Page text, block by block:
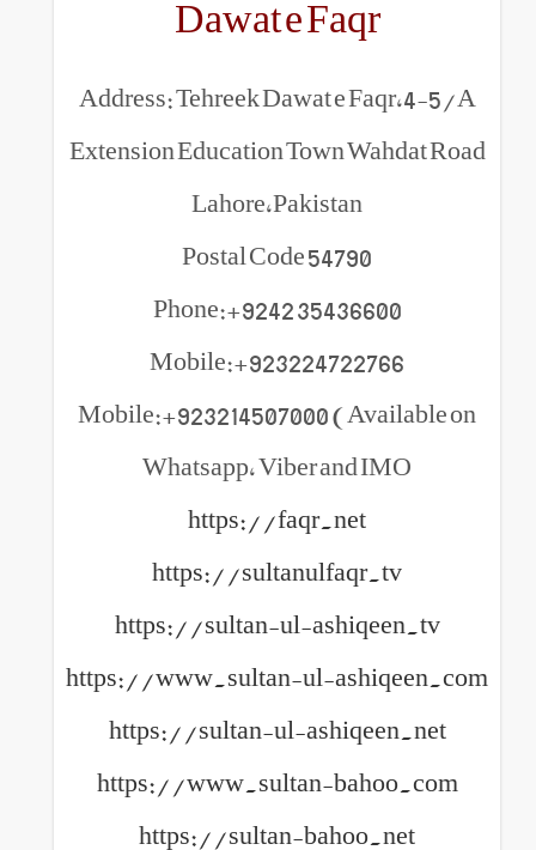
Dawat e Faqr
Address: Tehreek Dawat e Faqr,4-5/A
Extension Education Town Wahdat Road
Lahore,Pakistan
Postal Code 54790
Phone:+9242 35436600
Mobile:+923224722766
Mobile:+923214507000 (Available on
Whatsapp, Viber and IMO
https://faqr.net
https://sultanulfaqr.tv
https://sultan-ul-ashiqeen.tv
https://www.sultan-ul-ashiqeen.com
https://sultan-ul-ashiqeen.net
https://www.sultan-bahoo.com
https://sultan-bahoo.net